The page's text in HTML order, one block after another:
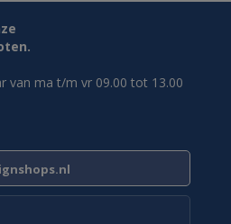
van ma t/m vr 09.00 tot 13.00